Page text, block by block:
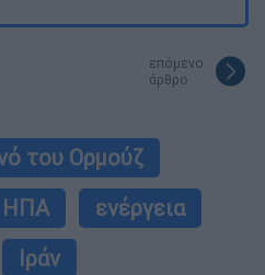
επόμενο
άρθρο
του Ορμούζ
ΗΠΑ
ενέργεια
Ιράν